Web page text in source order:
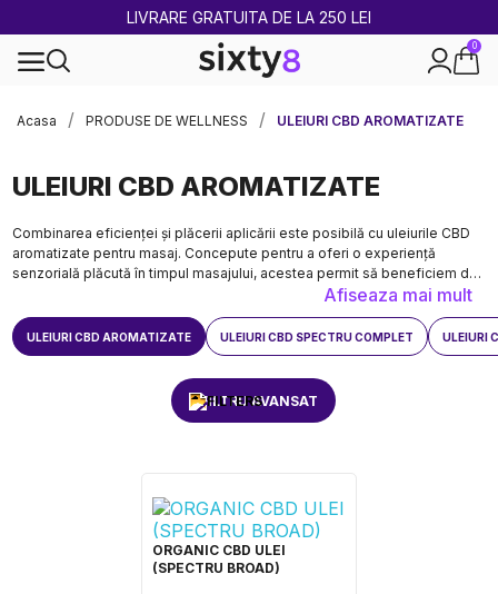
2 CUMPĂRATE = 1 CADOU
0
Acasa
PRODUSE DE WELLNESS ULEIURI CBD AROMATIZATE
ULEIURI CBD AROMATIZATE
Combinarea eficienței și plăcerii aplicării este posibilă cu uleiurile CBD
aromatizate pentru masaj. Concepute pentru a oferi o experiență
senzorială plăcută în timpul masajului, acestea permit să beneficiem de
avantajele canabidiolului aplicat exclusiv extern, pe piele, evitând
totodată mirosul natural al cânepei. Acest produs este destinat exclusiv
aplicării externe prin masaj și nu trebuie consumat.
Afiseaza mai mult
ULEIURI CBD SPECTRU COMPLET ULEIURI
ULEIURI CBD AROMATIZATE
FILTRU AVANSAT
ORGANIC CBD ULEI
(SPECTRU BROAD)